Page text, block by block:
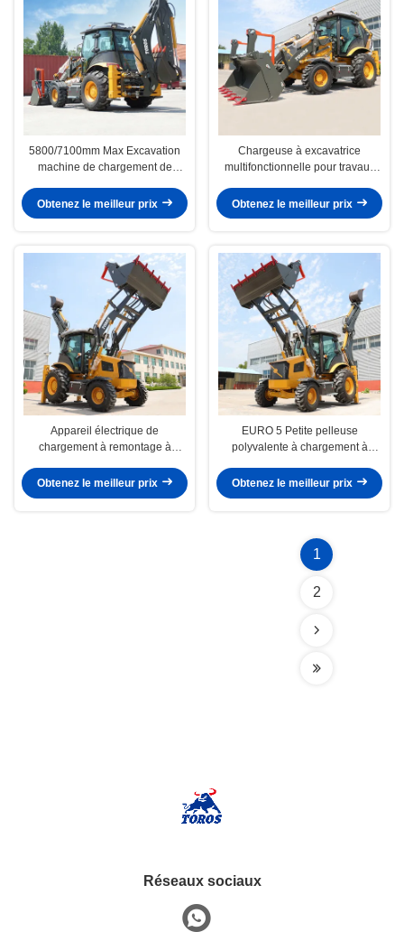
5800/7100mm Max Excavation
machine de chargement de
Obtenez le meilleur prix
Chargeuse à excavatrice
multifonctionnelle pour travaux
Obtenez le meilleur prix
Appareil électrique de
chargement à remontage à
Utilisation industrielle
Obtenez le meilleur prix
EURO 5 Petite pelleuse
polyvalente à chargement à
de 2200 mm
Obtenez le meilleur prix
1
2
Réseaux sociaux